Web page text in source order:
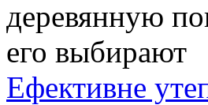
Ефективне